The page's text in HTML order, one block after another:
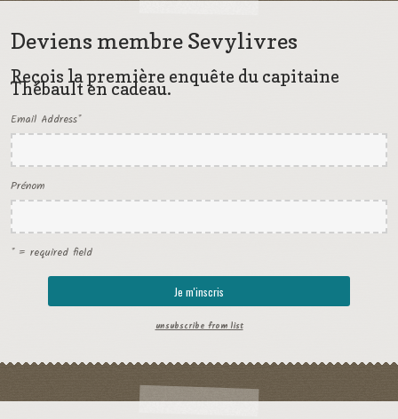
Deviens membre Sevylivres
Reçois la première enquête du capitaine
Thébault en cadeau.
Email Address*
Prénom
* = required field
unsubscribe from list